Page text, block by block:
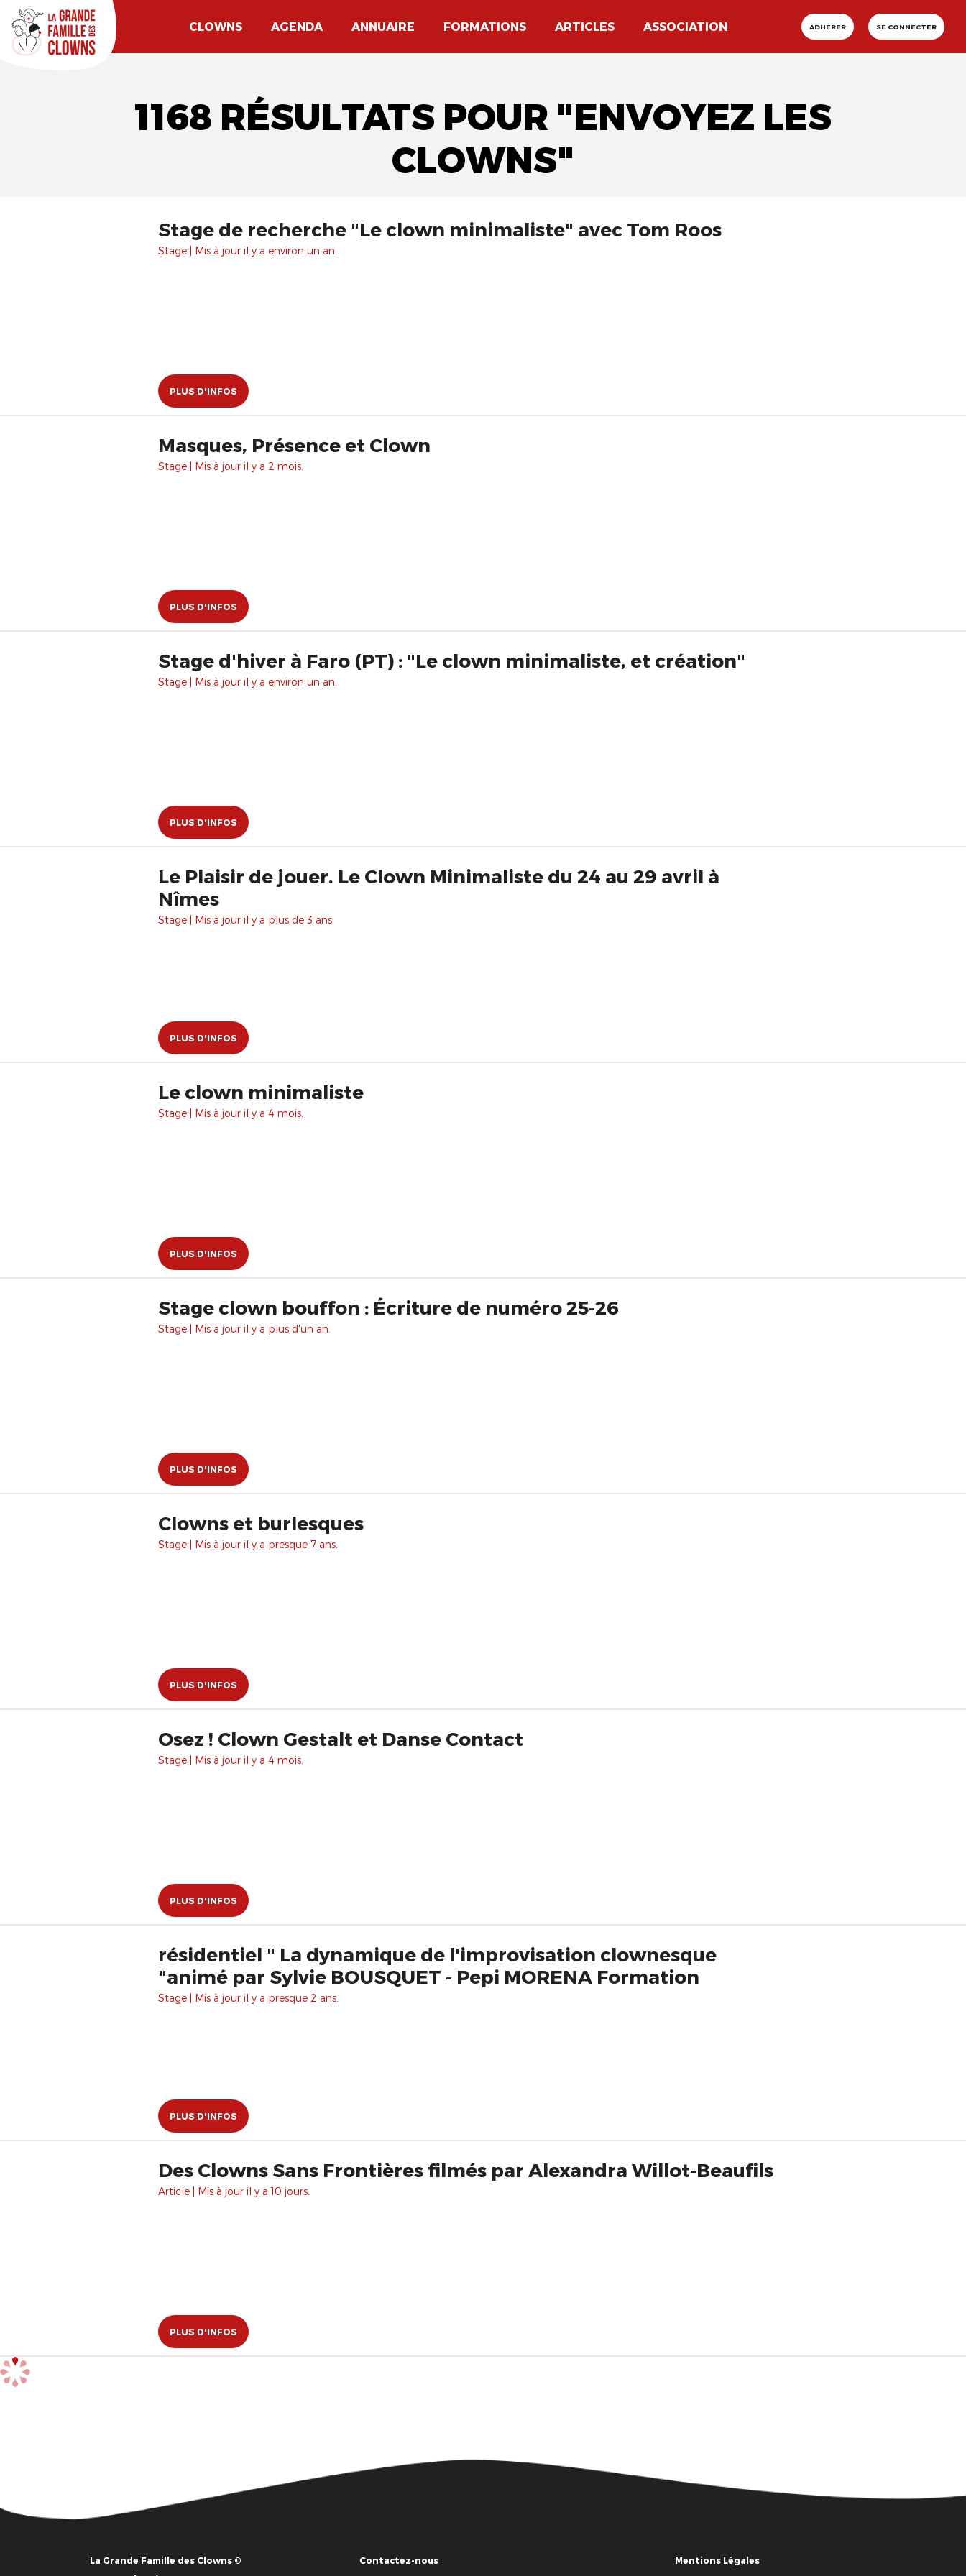
CLOWNS AGENDA ANNUAIRE FORMATIONS ARTICLES ASSOCIATION ADHÉRER SE CONNECTER
1168 RÉSULTATS POUR "ENVOYEZ LES
CLOWNS"
Stage de recherche "Le clown minimaliste" avec Tom Roos
Stage | Mis à jour il y a environ un an.
PLUS D'INFOS
Masques, Présence et Clown
Stage | Mis à jour il y a 2 mois.
PLUS D'INFOS
Stage d'hiver à Faro (PT) : "Le clown minimaliste, et création"
Stage | Mis à jour il y a environ un an.
PLUS D'INFOS
Le Plaisir de jouer. Le Clown Minimaliste du 24 au 29 avril à
Nîmes
Stage | Mis à jour il y a plus de 3 ans.
PLUS D'INFOS
Le clown minimaliste
Stage | Mis à jour il y a 4 mois.
PLUS D'INFOS
Stage clown bouffon : Écriture de numéro 25-26
Stage | Mis à jour il y a plus d'un an.
PLUS D'INFOS
Clowns et burlesques
Stage | Mis à jour il y a presque 7 ans.
PLUS D'INFOS
Osez ! Clown Gestalt et Danse Contact
Stage | Mis à jour il y a 4 mois.
PLUS D'INFOS
résidentiel " La dynamique de l'improvisation clownesque
"animé par Sylvie BOUSQUET - Pepi MORENA Formation
Stage | Mis à jour il y a presque 2 ans.
PLUS D'INFOS
Des Clowns Sans Frontières filmés par Alexandra Willot-Beaufils
Article | Mis à jour il y a 10 jours.
PLUS D'INFOS
La Grande Famille des Clowns ©
Contactez-nous Mentions Légales